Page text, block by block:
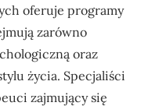
oferuje programy
zarówno
oraz
życia. Specjaliści
zajmujący się